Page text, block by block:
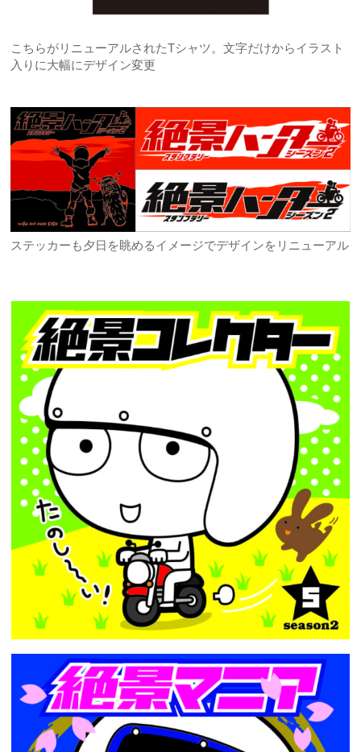
こちらがリニューアルされたTシャツ。文字だけからイラスト
入りに大幅にデザイン変更
ステッカーも夕日を眺めるイメージでデザインをリニューアル